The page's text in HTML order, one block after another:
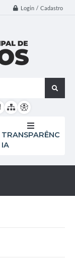
Login / Cadastro
TRANSPARÊNC
IA